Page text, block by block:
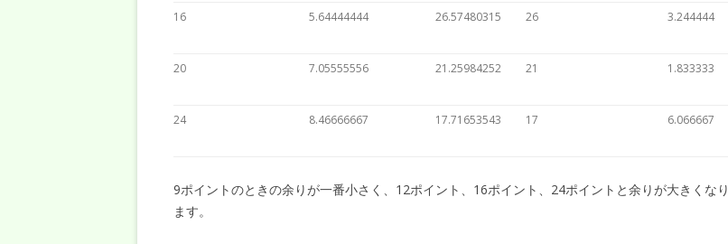
16 5.64444444 26.57480315 26 3.244444
20 7.05555556 21.25984252 21 1.833333
24 8.46666667 17.71653543 17 6.066667
9ポイントのときの余りが一番小さく、12ポイント、16ポイント、24ポイントと余りが大きくなり
ます。